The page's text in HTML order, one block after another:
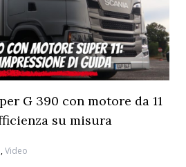
G 390 con motore da 11
su misura
,Video